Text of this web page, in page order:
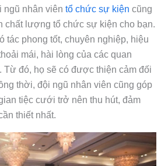
ngũ nhân viêntổ chức sự kiện cũng
chất lượng tổ chức sự kiện cho bạn.
tác phong tốt, chuyên nghiệp, hiệu
mái, hài lòng của các quan
Từ đó, họ sẽ có được thiện cảm đối
thời, đội ngũ nhân viên cũng góp
tiệc cưới trở nên thu hút, đảm
thiết nhất.